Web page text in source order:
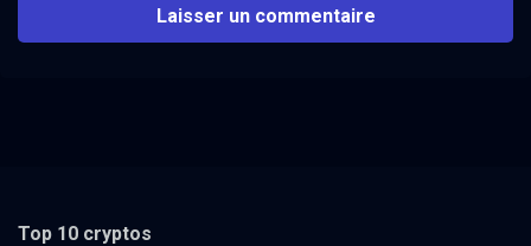
Top 10 cryptos